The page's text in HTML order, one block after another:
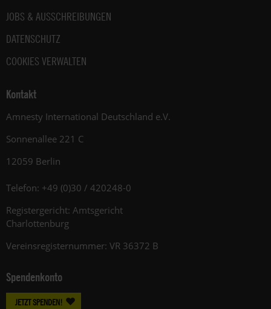
JOBS & AUSSCHREIBUNGEN
DATENSCHUTZ
COOKIES VERWALTEN
Kontakt
Amnesty International Deutschland e.V.
Sonnenallee 221 C
12059 Berlin
Telefon: +49 (0)30 / 420248-0
Registergericht: Amtsgericht
Charlottenburg
Vereinsregisternummer: VR 36372 B
Spendenkonto
JETZT SPENDEN!